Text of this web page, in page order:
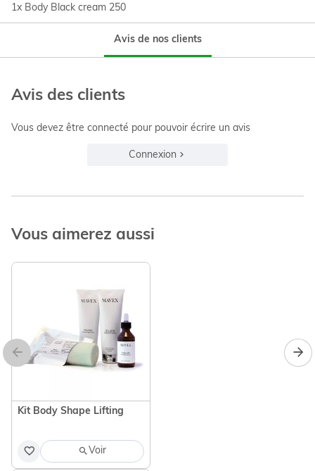
1x Body Black cream 250
Avis de nos clients
Avis des clients
Vous devez être connecté pour pouvoir écrire un avis
Connexion
Vous aimerez aussi
Kit Body Shape Lifting
Voir